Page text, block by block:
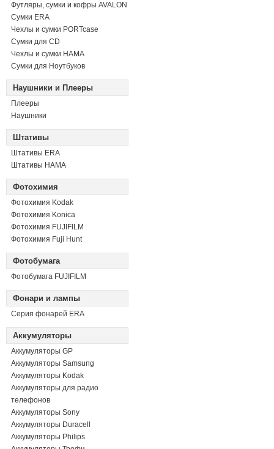
Футляры, сумки и кофры AVALON
Сумки ERA
Чехлы и сумки PORTcase
Сумки для CD
Чехлы и сумки HAMA
Сумки для Ноутбуков
Наушники и Плееры
Плееры
Наушники
Штативы
Штативы ERA
Штативы HAMA
Фотохимия
Фотохимия Kodak
Фотохимия Konica
Фотохимия FUJIFILM
Фотохимия Fuji Hunt
Фотобумага
Фотобумага FUJIFILM
Фонари и лампы
Серия фонарей ERA
Аккумуляторы
Аккумуляторы GP
Аккумуляторы Samsung
Аккумуляторы Kodak
Аккумуляторы для радио
телефонов
Аккумуляторы Sony
Аккумуляторы Duracell
Аккумуляторы Philips